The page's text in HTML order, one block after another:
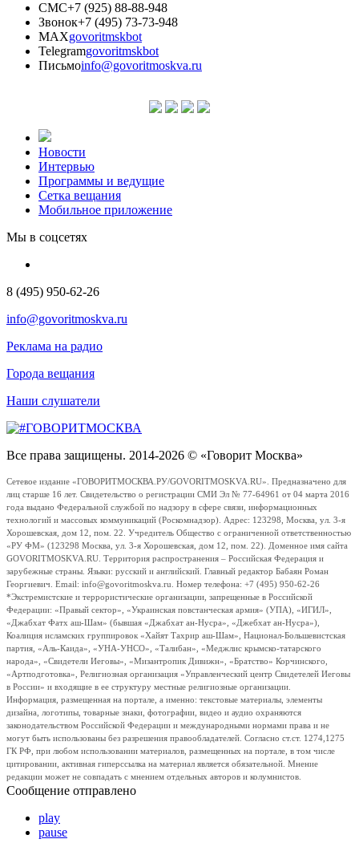
СМС+7 (925) 88-88-948
Звонок+7 (495) 73-73-948
MAXgovoritmskbot
Telegramgovoritmskbot
Письмоinfo@govoritmoskva.ru
Новости
Интервью
Программы и ведущие
Сетка вещания
Мобильное приложение
Мы в соцсетях
8 (495) 950-62-26
info@govoritmoskva.ru
Реклама на радио
Города вещания
Наши слушатели
Все права защищены. 2014-2026 © «Говорит Москва»
Сетевое издание «ГОВОРИТМОСКВА.РУ/GOVORITMOSKVA.RU». Предназначено для
лиц старше 16 лет. Свидетельство о регистрации СМИ Эл № 77-64961 от 04 марта 2016
года выдано Федеральной службой по надзору в сфере связи, информационных
технологий и массовых коммуникаций (Роскомнадзор). Адрес: 123298, Москва, ул. 3-я
Хорошевская, дом 12, пом. 22. Учредитель Общество с ограниченной ответственностью
«РУ ФМ» (123298 Москва, ул. 3-я Хорошевская, дом 12, пом. 22). Доменное имя сайта
GOVORITMOSKVA.RU. Территория распространения – Российская Федерация и
зарубежные страны. Языки: русский и английский. Главный редактор Бабаян Роман
Георгиевич. Email: info@govoritmoskva.ru. Номер телефона: +7 (495) 950-62-26
*Экстремистские и террористические организации, запрещенные в Российской
Федерации: «Правый сектор», «Украинская повстанческая армия» (УПА), «ИГИЛ»,
«Джабхат Фатх аш-Шам» (бывшая «Джабхат ан-Нусра», «Джебхат ан-Нусра»),
Коалиция исламских группировок «Хайят Тахрир аш-Шам», Национал-Большевистская
партия, «Аль-Каида», «УНА-УНСО», «Талибан», «Меджлис крымско-татарского
народа», «Свидетели Иеговы», «Мизантропик Дивижн», «Братство» Корчинского,
«Артподготовка», Религиозная организация «Управленческий центр Свидетелей Иеговы
в России» и входящие в ее структуру местные религиозные организации.
Информация, размещенная на портале, а именно: текстовые материалы, элементы
дизайна, логотипы, товарные знаки, фотографии, видео и аудио охраняются
законодательством Российской Федерации и международными нормами права и не
могут быть использованы без разрешения правообладателей. Согласно ст.ст. 1274,1275
ГК РФ, при любом использовании материалов, размещенных на портале, в том числе
цитировании, активная гиперссылка на материал является обязательной. Мнение
редакции может не совпадать с мнением отдельных авторов и колумнистов.
Сообщение отправлено
play
pause